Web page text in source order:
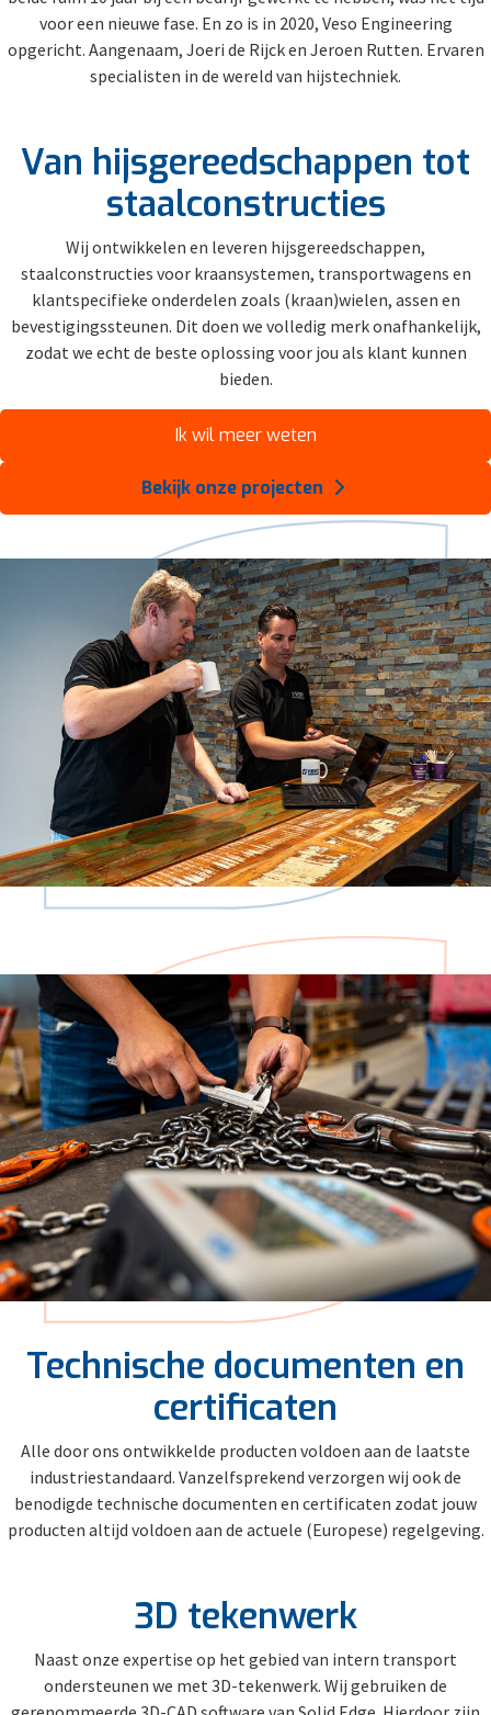
voor een nieuwe fase. En zo is in 2020, Veso Engineering
opgericht. Aangenaam, Joeri de Rijck en Jeroen Rutten. Ervaren
specialisten in de wereld van hijstechniek.
Van hijsgereedschappen tot
staalconstructies
Wij ontwikkelen en leveren hijsgereedschappen,
staalconstructies voor kraansystemen, transportwagens en
klantspecifieke onderdelen zoals (kraan)wielen, assen en
bevestigingssteunen. Dit doen we volledig merk onafhankelijk,
zodat we echt de beste oplossing voor jou als klant kunnen
bieden.
Ik wil meer weten
Bekijk onze projecten
Technische documenten en
certificaten
Alle door ons ontwikkelde producten voldoen aan de laatste
industriestandaard. Vanzelfsprekend verzorgen wij ook de
benodigde technische documenten en certificaten zodat jouw
producten altijd voldoen aan de actuele (Europese) regelgeving.
3D tekenwerk
Naast onze expertise op het gebied van intern transport
ondersteunen we met 3D-tekenwerk. Wij gebruiken de